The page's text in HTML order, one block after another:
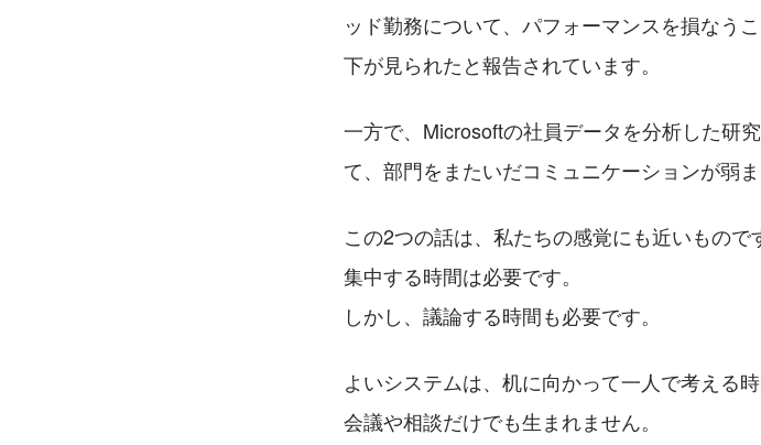
ッド勤務について、パフォーマンスを損なう
下が見られたと報告されています。
一方で、Microsoftの社員データを分析した研
て、部門をまたいだコミュニケーションが弱
この2つの話は、私たちの感覚にも近いもので
集中する時間は必要です。
しかし、議論する時間も必要です。
よいシステムは、机に向かって一人で考える
会議や相談だけでも生まれません。